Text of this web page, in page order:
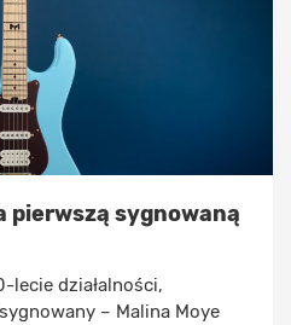
pierwszą sygnowaną
lecie działalności,
– Malina Moye